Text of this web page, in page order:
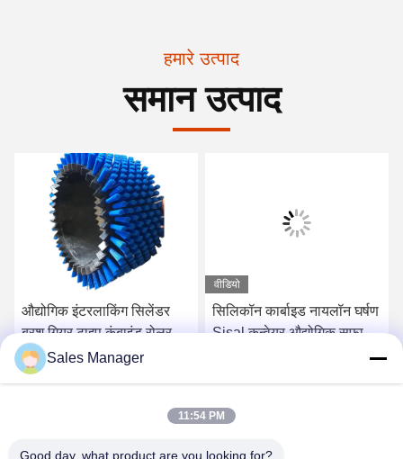
हमारे उत्पाद
समान उत्पाद
औद्योगिक इंटरलाकिंग सिलेंडर
ब्रश गियर टाइप कंबाइंड रोलर
ब्रश
वीडियो
सिलिकॉन कार्बाइड नायलॉन घर्षण
Sisal कन्वेयर औद्योगिक सफाई
Sales Manager
11:54 PM
Good day, what product are you looking for?